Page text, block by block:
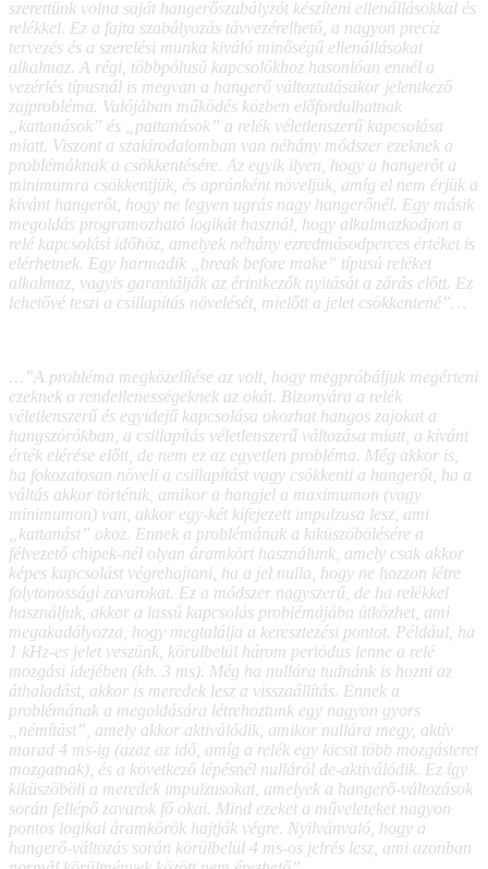
szerettünk volna saját hangerőszabályzót készíteni ellenállásokkal és
relékkel. Ez a fajta szabályozás távvezérelhető, a nagyon precíz
tervezés és a szerelési munka kiváló minőségű ellenállásokat
alkalmaz. A régi, többpólusú kapcsolókhoz hasonlóan ennél a
vezérlés típusnál is megvan a hangerő változtatásakor jelentkező
zajprobléma. Valójában működés közben előfordulhatnak
„kattanások” és „pattanások” a relék véletlenszerű kapcsolása
miatt. Viszont a szakirodalomban van néhány módszer ezeknek a
problémáknak a csökkentésére. Az egyik ilyen, hogy a hangerőt a
minimumra csökkentjük, és apránként növeljük, amíg el nem érjük a
kívánt hangerőt, hogy ne legyen ugrás nagy hangerőnél. Egy másik
megoldás programozható logikát használ, hogy alkalmazkodjon a
relé kapcsolási időhöz, amelyek néhány ezredmásodperces értéket is
elérhetnek. Egy harmadik „break before make” típusú reléket
alkalmaz, vagyis garantálják az érintkezők nyitását a zárás előtt. Ez
lehetővé teszi a csillapítás növelését, mielőtt a jelet csökkentené”…
…”A probléma megközelítése az volt, hogy megpróbáljuk megérteni
ezeknek a rendellenességeknek az okát. Bizonyára a relék
véletlenszerű és egyidejű kapcsolása okozhat hangos zajokat a
hangszórókban, a csillapítás véletlenszerű változása miatt, a kívánt
érték elérése előtt, de nem ez az egyetlen probléma. Még akkor is,
ha fokozatosan növeli a csillapítást vagy csökkenti a hangerőt, ha a
váltás akkor történik, amikor a hangjel a maximumon (vagy
minimumon) van, akkor egy-két kifejezett impulzusa lesz, ami
„kattanást” okoz. Ennek a problémának a kiküszöbölésére a
félvezető chipek-nél olyan áramkört használunk, amely csak akkor
képes kapcsolást végrehajtani, ha a jel nulla, hogy ne hozzon létre
folytonossági zavarokat. Ez a módszer nagyszerű, de ha relékkel
használjuk, akkor a lassú kapcsolás problémájába ütközhet, ami
megakadályozza, hogy megtalálja a keresztezési pontot. Például, ha
1 kHz-es jelet veszünk, körülbelül három periódus lenne a relé
mozgási idejében (kb. 3 ms). Még ha nullára tudnánk is hozni az
áthaladást, akkor is meredek lesz a visszaállítás. Ennek a
problémának a megoldására létrehoztunk egy nagyon gyors
„némítást”, amely akkor aktiválódik, amikor nullára megy, aktív
marad 4 ms-ig (azaz az idő, amíg a relék egy kicsit több mozgásteret
mozgatnak), és a következő lépésnél nulláról de-aktiválódik. Ez így
kiküszöböli a meredek impulzusokat, amelyek a hangerő-változások
során fellépő zavarok fő okai. Mind ezeket a műveleteket nagyon
pontos logikai áramkörök hajtják végre. Nyilvánvaló, hogy a
hangerő-változás során körülbelül 4 ms-os jelrés lesz, ami azonban